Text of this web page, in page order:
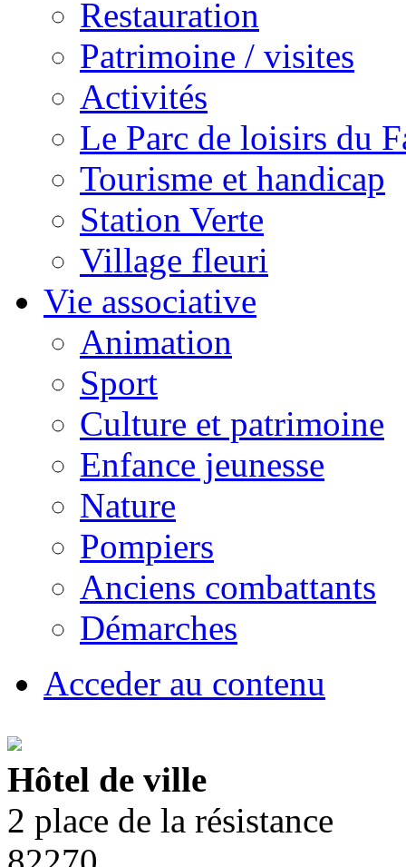
Restauration
Patrimoine / visites
Activités
Le Parc de loisirs du
Tourisme et handicap
Station Verte
Village fleuri
Vie associative
Animation
Sport
Culture et patrimoine
Enfance jeunesse
Nature
Pompiers
Anciens combattants
Démarches
Acceder au contenu
Hôtel de ville
2 place de la résistance